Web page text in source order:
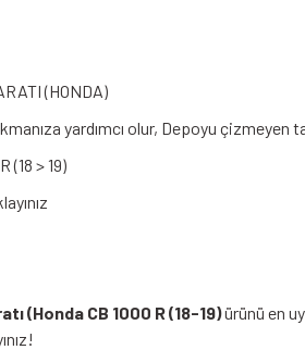
(HONDA)
yardımcı olur, Depoyu çizmeyen
(18 > 19)
(Honda CB 1000 R (18-19)ürünü en